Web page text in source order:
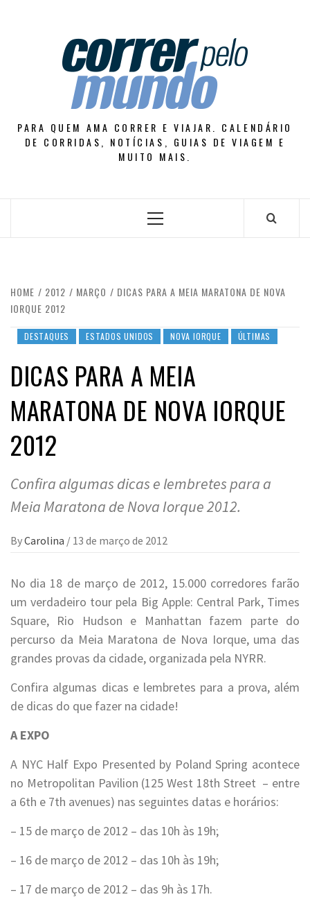
PARA QUEM AMA CORRER E VIAJAR. CALENDÁRIO
DE CORRIDAS, NOTÍCIAS, GUIAS DE VIAGEM E
MUITO MAIS.
Primary
HOME 2012 MARÇO
DICAS PARA A MEIA MARATONA DE NOVA
IORQUE 2012
DESTAQUES ESTADOS UNIDOS NOVA IORQUE ÚLTIMAS
DICAS PARA A MEIA
MARATONA DE NOVA IORQUE
2012
Confira algumas dicas e lembretes para a
Meia Maratona de Nova Iorque 2012.
ByCarolina / 13 de março de 2012
No dia 18 de março de 2012, 15.000 corredores farão
um verdadeiro tour pela Big Apple: Central Park, Times
Square, Rio Hudson e Manhattan fazem parte do
percurso da Meia Maratona de Nova Iorque, uma das
grandes provas da cidade, organizada pela NYRR.
Confira algumas dicas e lembretes para a prova, além
de dicas do que fazer na cidade!
A EXPO
A NYC Half Expo Presented by Poland Spring acontece
no Metropolitan Pavilion (125 West 18th Street – entre
a 6th e 7th avenues) nas seguintes datas e horários:
– 15 de março de 2012 – das 10h às 19h;
– 16 de março de 2012 – das 10h às 19h;
– 17 de março de 2012 – das 9h às 17h.